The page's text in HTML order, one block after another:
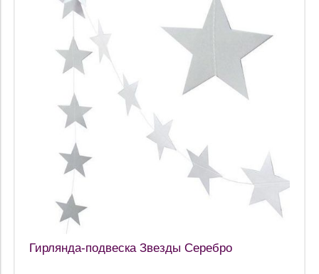
Гирлянда-подвеска Звезды Серебро